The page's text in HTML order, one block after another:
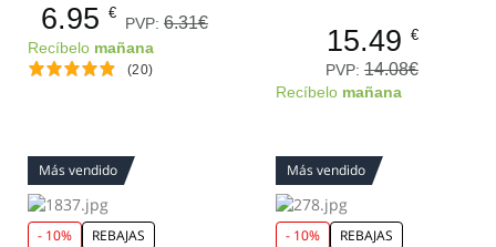
6.95 €
PVP: 6.31€
Recíbelo mañana
(20)
15.49 €
PVP: 14.08€
Recíbelo mañana
Más vendido
- 10% REBAJAS
Más vendido
- 10% REBAJAS